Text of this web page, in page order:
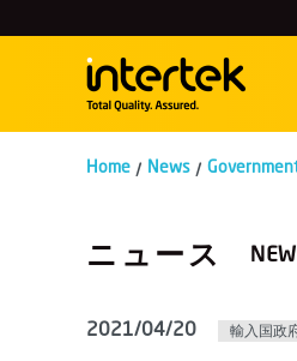
Home News
ニュース
2021/04/20 輸入国政